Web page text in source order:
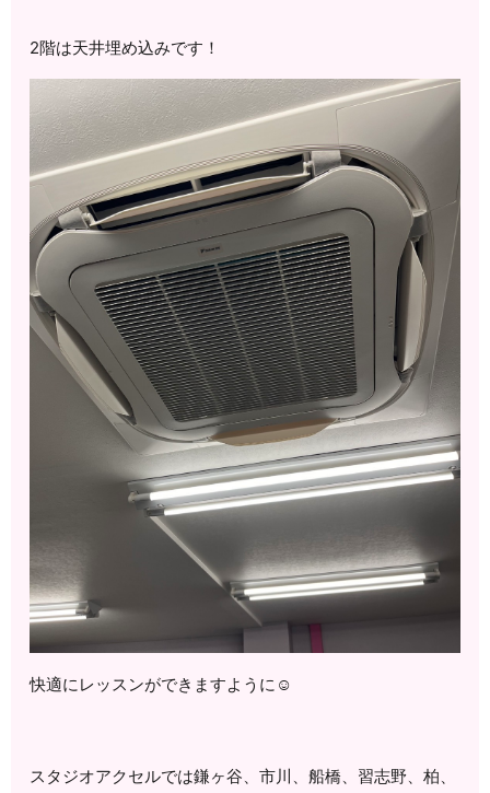
2階は天井埋め込みです！
快適にレッスンができますように☺
スタジオアクセルでは鎌ヶ谷、市川、船橋、習志野、柏、